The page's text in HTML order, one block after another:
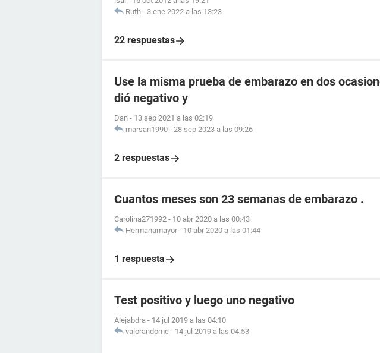
Ruth - 3 ene 2022 a las 13:23
22 respuestas
Use la misma prueba de embarazo en dos
dió negativo y
Dan - 13 sep 2021 a las 02:19
marsan1990 - 28 sep 2023 a las 09:26
2 respuestas
Cuantos meses son 23 semanas de embarazo .
Carolina271992 - 10 abr 2020 a las 00:43
Hermanamayor - 10 abr 2020 a las 01:44
1 respuesta
Test positivo y luego uno negativo
Alejabdra - 14 jul 2019 a las 04:10
valorandome - 14 jul 2019 a las 04:53